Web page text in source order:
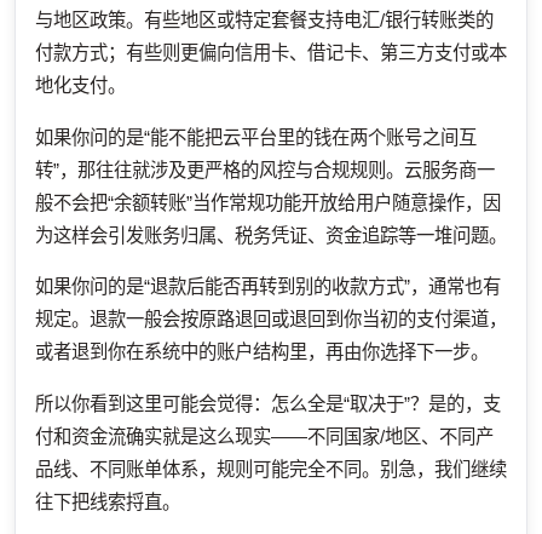
与地区政策。有些地区或特定套餐支持电汇/银行转账类的
付款方式；有些则更偏向信用卡、借记卡、第三方支付或本
地化支付。
如果你问的是“能不能把云平台里的钱在两个账号之间互
转”，那往往就涉及更严格的风控与合规规则。云服务商一
般不会把“余额转账”当作常规功能开放给用户随意操作，因
为这样会引发账务归属、税务凭证、资金追踪等一堆问题。
如果你问的是“退款后能否再转到别的收款方式”，通常也有
规定。退款一般会按原路退回或退回到你当初的支付渠道，
或者退到你在系统中的账户结构里，再由你选择下一步。
所以你看到这里可能会觉得：怎么全是“取决于”？是的，支
付和资金流确实就是这么现实——不同国家/地区、不同产
品线、不同账单体系，规则可能完全不同。别急，我们继续
往下把线索捋直。